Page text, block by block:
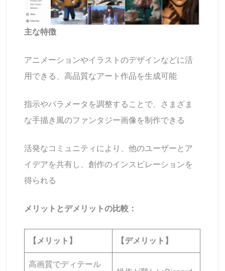
主な特徴
アニメーションやイラストのデザインなどに活
用できる、高品質なアート作品を生成可能
指示やパラメータを調整することで、さまざま
な手描き風のファンタジー画像を制作できる
活発なコミュニティにより、他のユーザーとア
イデアを共有し、創作のインスピレーションを
得られる
メリットとデメリットの比較：
【メリット】 【デメリット】
高画質でディテール